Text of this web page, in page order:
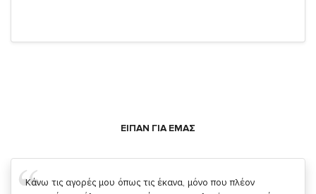
ΕΙΠΑΝ ΓΙΑ ΕΜΑΣ
Σας ευχαριστώ που μας δίνετε την δυνατότητα να κάνουμε